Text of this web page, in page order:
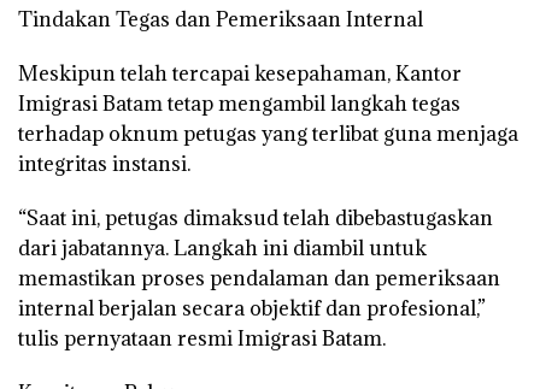
Tindakan Tegas dan Pemeriksaan Internal
Meskipun telah tercapai kesepahaman, Kantor
Imigrasi Batam tetap mengambil langkah tegas
terhadap oknum petugas yang terlibat guna menjaga
integritas instansi.
“Saat ini, petugas dimaksud telah dibebastugaskan
dari jabatannya. Langkah ini diambil untuk
memastikan proses pendalaman dan pemeriksaan
internal berjalan secara objektif dan profesional,”
tulis pernyataan resmi Imigrasi Batam.